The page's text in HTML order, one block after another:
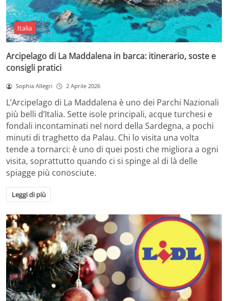
Italia
Arcipelago di La Maddalena in barca: itinerario, soste e
consigli pratici
Sophia Allegri 2 Aprile 2026
L’Arcipelago di La Maddalena è uno dei Parchi Nazionali
più belli d’Italia. Sette isole principali, acque turchesi e
fondali incontaminati nel nord della Sardegna, a pochi
minuti di traghetto da Palau. Chi lo visita una volta
tende a tornarci: è uno di quei posti che migliora a ogni
visita, soprattutto quando ci si spinge al di là delle
spiagge più conosciute.
Leggi di più